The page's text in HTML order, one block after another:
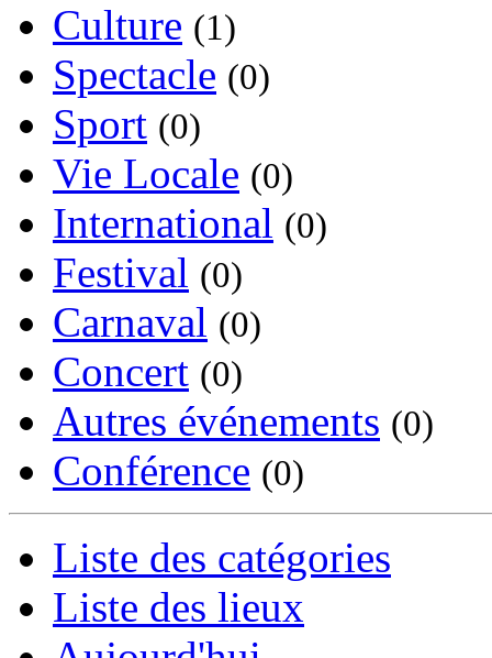
Culture (1)
Spectacle (0)
Sport (0)
Vie Locale (0)
International (0)
Festival (0)
Carnaval (0)
Concert (0)
Autres événements (0)
Conférence (0)
Liste des catégories
Liste des lieux